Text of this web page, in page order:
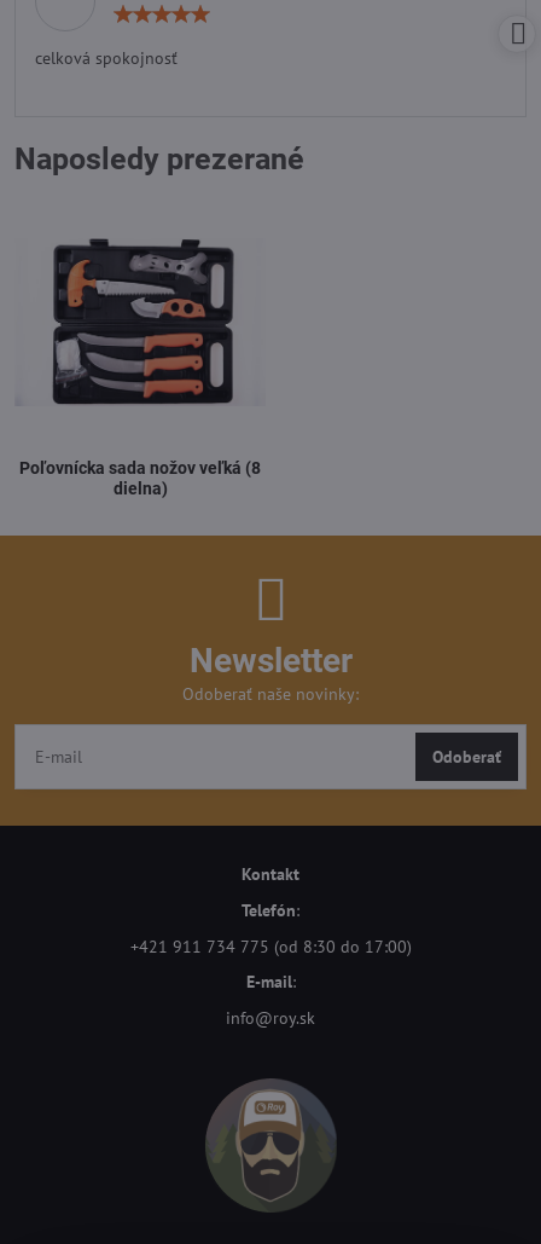
celková spokojnosť
Naposledy prezerané
Poľovnícka sada nožov veľká (8
dielna)
Newsletter
Odoberať naše novinky:
Odoberať
Kontakt
Telefón:
+421 911 734 775 (od 8:30 do 17:00)
E-mail:
info@roy.sk